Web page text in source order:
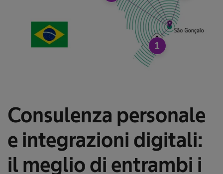
1
Consulenza personale
e integrazioni digitali:
il meglio di entrambi i